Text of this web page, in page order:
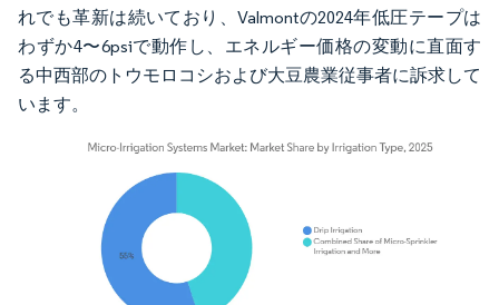
れでも革新は続いており、Valmontの2024年低圧テープは
わずか4〜6psiで動作し、エネルギー価格の変動に直面す
る中西部のトウモロコシおよび大豆農業従事者に訴求して
います。